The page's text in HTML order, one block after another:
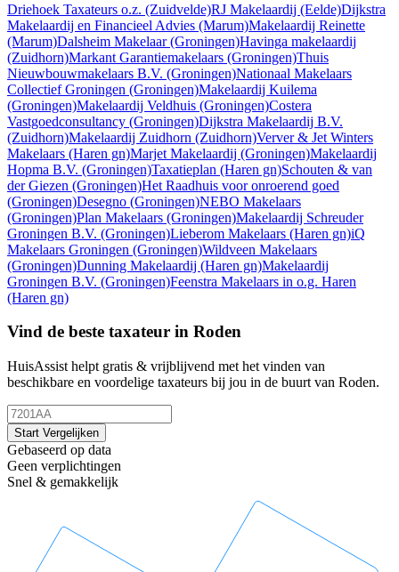
Driehoek Taxateurs o.z. (Zuidvelde)RJ Makelaardij (Eelde)Dijkstra
Makelaardij en Financieel Advies (Marum)Makelaardij Reinette
(Marum)Dalsheim Makelaar(Groningen)Havinga makelaardij
(Zuidhorn)Markant Garantiemakelaars (Groningen)Thuis
Nieuwbouwmakelaars B.V. (Groningen)Nationaal Makelaars
Collectief Groningen (Groningen)Makelaardij Kuilema
(Groningen)Makelaardij Veldhuis (Groningen)Costera
Vastgoedconsultancy (Groningen)Dijkstra Makelaardij B.V.
(Zuidhorn)Makelaardij Zuidhorn (Zuidhorn)Verver & Jet Winters
Makelaars (Haren gn)Marjet Makelaardij (Groningen)Makelaardij
Hopma B.V. (Groningen)Taxatieplan (Haren gn)Schouten & van
der Giezen (Groningen)Het Raadhuis voor onroerend goed
(Groningen)Desegno (Groningen)NEBO Makelaars
(Groningen)Plan Makelaars (Groningen)Makelaardij Schreuder
Groningen B.V. (Groningen)Lieberom Makelaars (Haren gn)iQ
Makelaars Groningen (Groningen)Wildveen Makelaars
(Groningen)Dunning Makelaardij (Haren gn)Makelaardij
Groningen B.V. (Groningen)Feenstra Makelaars in o.g. Haren
(Haren gn)
Vind de beste taxateur in Roden
HuisAssist helpt gratis & vrijblijvend met het vinden van
beschikbare en voordelige taxateurs bij jou in de buurt van Roden.
Start Vergelijken
Gebaseerd op data
Geen verplichtingen
Snel & gemakkelijk